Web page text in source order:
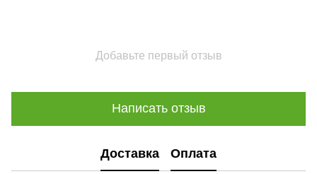
Добавьте первый отзыв
Написать отзыв
Доставка Оплата